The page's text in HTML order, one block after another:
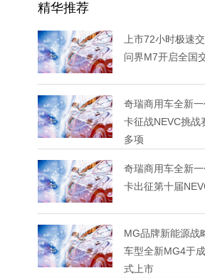
精华推荐
上市72小时极速
问界M7开启全国
奇瑞商用车全新
卡征战NEVC挑战
多项
奇瑞商用车全新
卡出征第十届
MG品牌新能源战
车型全新MG4于
式上市